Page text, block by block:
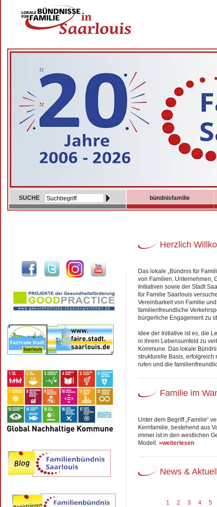
SUCHE bündnisfamilie
Herzlich
Das lokale „Bündnis für
von Familien, Unternehmen,
Initiativen sowie der Stadt
für Familie Saarlouis
Vereinbarkeit von Familie
familienfreundliche
bürgerliche Engagement zu
Idee der Initiative ist es, die
in ihrem Lebensumfeld zu
Kommune. Das lokale
strukturelle Basis, erfolgreich
rufen und die
Familie im
Unter dem Begriff „Familie“
Kernfamilie, bestehend aus
immer ist in den westlichen
Modell. »weiterlesen
News &
1 2 3 4 5